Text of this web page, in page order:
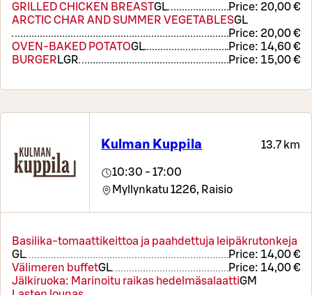
GRILLED CHICKEN BREASTGL Price: 20,00 €
ARCTIC CHAR AND SUMMER VEGETABLESGL
Price: 20,00 €
OVEN-BAKED POTATOGL Price: 14,60 €
BURGER LGR Price: 15,00 €
Kulman Kuppila 13.7 km
10:30 - 17:00
Myllynkatu 1226, Raisio
Basilika-tomaattikeittoa ja paahdettuja leipäkrutonkeja
GL Price: 14,00 €
Välimeren buffetGL Price: 14,00 €
Jälkiruoka: Marinoitu raikas hedelmäsalaattiGM